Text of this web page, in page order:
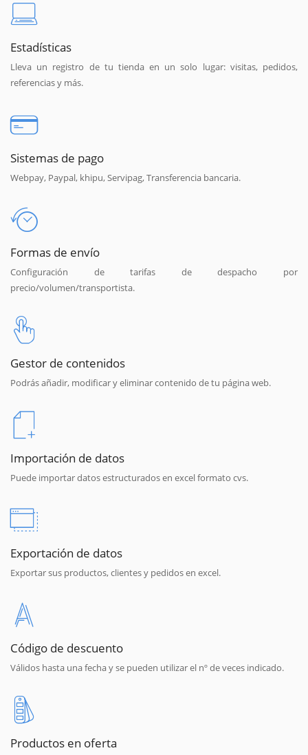
Estadísticas
Lleva un registro de tu tienda en un solo lugar: visitas, pedidos,
referencias y más.
Sistemas de pago
Webpay, Paypal, khipu, Servipag, Transferencia bancaria.
Formas de envío
Configuración de tarifas de despacho por
precio/volumen/transportista.
Gestor de contenidos
Podrás añadir, modificar y eliminar contenido de tu página web.
Importación de datos
Puede importar datos estructurados en excel formato cvs.
Exportación de datos
Exportar sus productos, clientes y pedidos en excel.
Código de descuento
Válidos hasta una fecha y se pueden utilizar el nº de veces indicado.
Productos en oferta